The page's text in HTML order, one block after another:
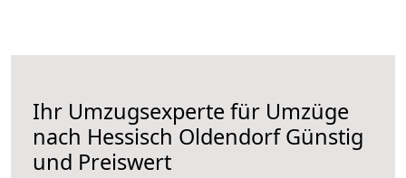
Ihr Umzugsexperte für Umzüge
nach Hessisch OldendorfGünstig
und Preiswert